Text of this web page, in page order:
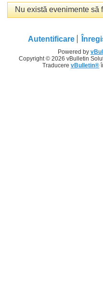
Nu există evenimente să
Autentificare
Powered by
Copyright © 2026 vBulletin
Traducere vBulletin®